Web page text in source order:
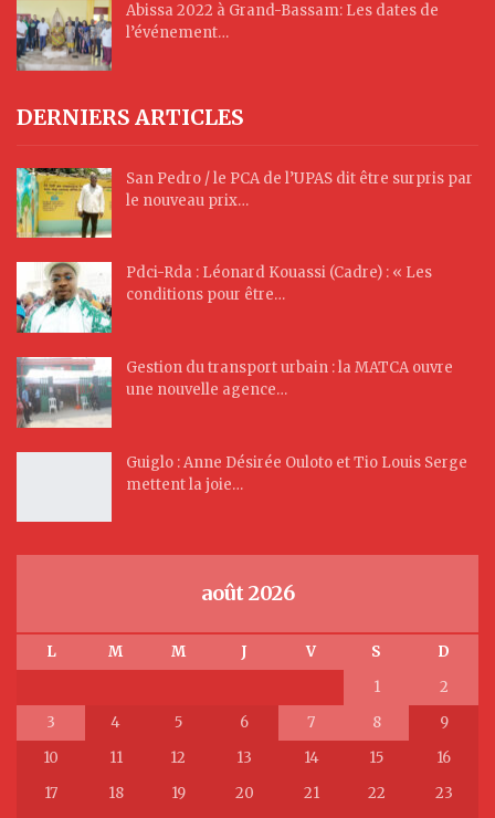
Abissa 2022 à Grand-Bassam: Les dates de
l’événement…
DERNIERS ARTICLES
San Pedro / le PCA de l’UPAS dit être surpris par
le nouveau prix…
Pdci-Rda : Léonard Kouassi (Cadre) : « Les
conditions pour être…
Gestion du transport urbain : la MATCA ouvre
une nouvelle agence…
Guiglo : Anne Désirée Ouloto et Tio Louis Serge
mettent la joie…
août 2026
L M M J V S
D
1
2
3
4 5 6 7 8
9
10
11 12 13 14 15
16
17
18 19 20 21 22 23